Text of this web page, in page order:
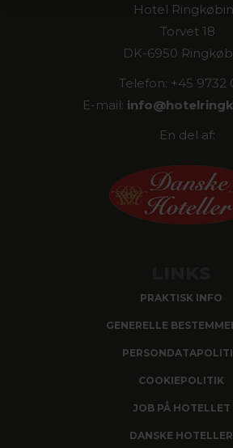
Hotel
Torvet 18
DK-6950
Telefon: +45 9732
E-mail: info@
En del af:
PRAKTISK INFO
GENERELLE
COOKIEPOLITIK
JOB PÅ HOTELLET
DANSKE HOTELLER